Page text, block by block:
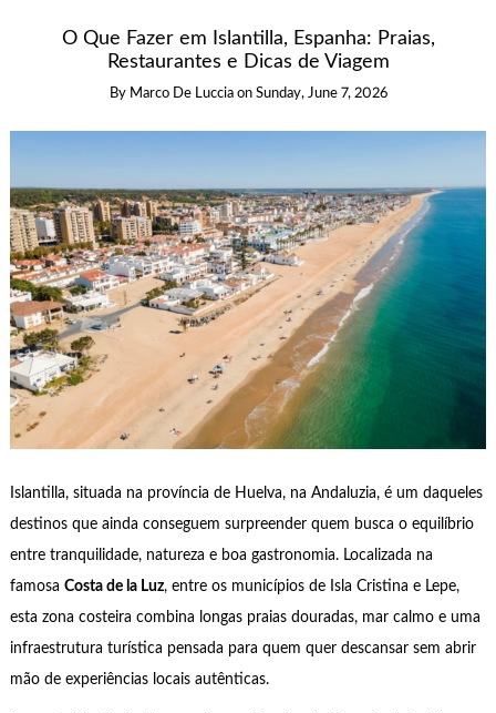
O Que Fazer em Islantilla, Espanha: Praias,
Restaurantes e Dicas de Viagem
By Marco De Luccia on Sunday, June 7, 2026
Islantilla, situada na província de Huelva, na Andaluzia, é um daqueles
destinos que ainda conseguem surpreender quem busca o equilíbrio
entre tranquilidade, natureza e boa gastronomia. Localizada na
famosa Costa de la Luz, entre os municípios de Isla Cristina e Lepe,
esta zona costeira combina longas praias douradas, mar calmo e uma
infraestrutura turística pensada para quem quer descansar sem abrir
mão de experiências locais autênticas.